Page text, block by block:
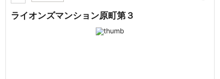
ライオンズマンション原町第３